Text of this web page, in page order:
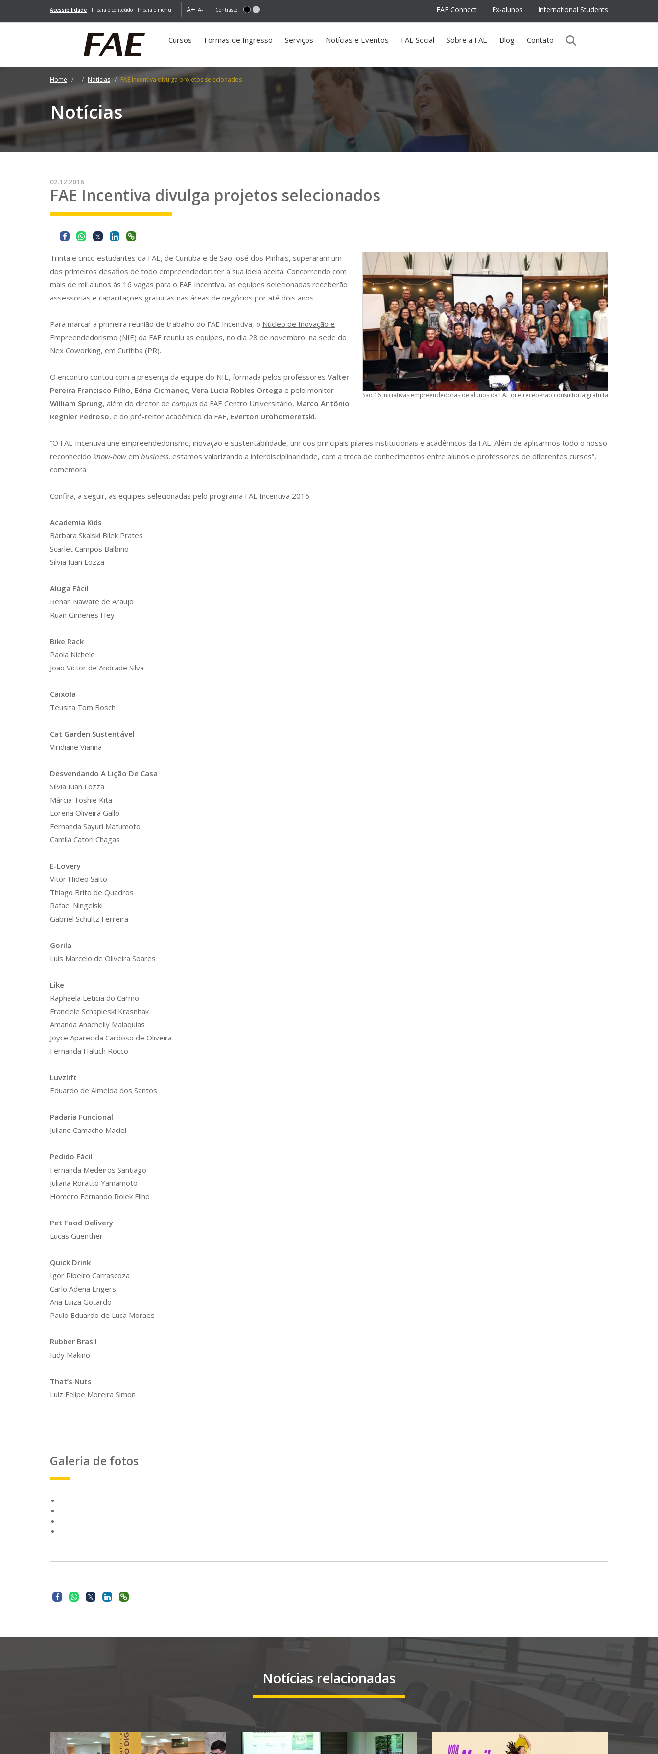
Acessibilidade Ir para o conteúdo Ir para o menu A+ A- Contraste International Students
Ex-alunos
FAE Connect
Cursos Formas de Ingresso Serviços Notícias e Eventos FAE Social Sobre a FAE Blog Contato
Home Notícias FAE Incentiva divulga projetos selecionados
Notícias
02.12.2016
FAE Incentiva divulga projetos selecionados
São 16 iniciativas empreendedoras de alunos da FAE que receberão consultoria gratuita
Trinta e cinco estudantes da FAE, de Curitiba e de São José dos Pinhais, superaram um
dos primeiros desafios de todo empreendedor: ter a sua ideia aceita. Concorrendo com
mais de mil alunos às 16 vagas para o FAE Incentiva, as equipes selecionadas receberão
assessorias e capacitações gratuitas nas áreas de negócios por até dois anos.
Para marcar a primeira reunião de trabalho do FAE Incentiva, o Núcleo de Inovação e
Empreendedorismo (NIE) da FAE reuniu as equipes, no dia 28 de novembro, na sede do
Nex Coworking, em Curitiba (PR).
O encontro contou com a presença da equipe do NIE, formada pelos professores Valter
Pereira Francisco Filho, Edna Cicmanec, Vera Lucia Robles Ortega e pelo monitor
William Sprung, além do diretor de campus da FAE Centro Universitário, Marco Antônio
Regnier Pedroso, e do pró-reitor acadêmico da FAE, Everton Drohomeretski.
“O FAE Incentiva une empreendedorismo, inovação e sustentabilidade, um dos principais pilares institucionais e acadêmicos da FAE. Além de aplicarmos todo o nosso
reconhecido know-how em business, estamos valorizando a interdisciplinaridade, com a troca de conhecimentos entre alunos e professores de diferentes cursos”,
comemora.
Confira, a seguir, as equipes selecionadas pelo programa FAE Incentiva 2016.
Academia Kids
Bárbara Skalski Bilek Prates
Scarlet Campos Balbino
Silvia Iuan Lozza
Aluga Fácil
Renan Nawate de Araujo
Ruan Gimenes Hey
Bike Rack
Paola Nichele
Joao Victor de Andrade Silva
Caixola
Teusita Tom Bosch
Cat Garden Sustentável
Viridiane Vianna
Desvendando A Lição De Casa
Silvia Iuan Lozza
Márcia Toshie Kita
Lorena Oliveira Gallo
Fernanda Sayuri Matumoto
Camila Catori Chagas
E-Lovery
Vitor Hideo Saito
Thiago Brito de Quadros
Rafael Ningelski
Gabriel Schultz Ferreira
Gorila
Luis Marcelo de Oliveira Soares
Like
Raphaela Leticia do Carmo
Franciele Schapieski Krasnhak
Amanda Anachelly Malaquias
Joyce Aparecida Cardoso de Oliveira
Fernanda Haluch Rocco
Luvzlift
Eduardo de Almeida dos Santos
Padaria Funcional
Juliane Camacho Maciel
Pedido Fácil
Fernanda Medeiros Santiago
Juliana Roratto Yamamoto
Homero Fernando Roiek Filho
Pet Food Delivery
Lucas Guenther
Quick Drink
Igor Ribeiro Carrascoza
Carlo Adena Engers
Ana Luiza Gotardo
Paulo Eduardo de Luca Moraes
Rubber Brasil
Iudy Makino
That’s Nuts
Luiz Felipe Moreira Simon
Galeria de fotos
Notícias relacionadas